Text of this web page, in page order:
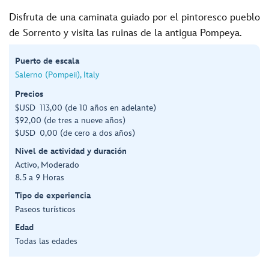
Disfruta de una caminata guiado por el pintoresco pueblo
de Sorrento y visita las ruinas de la antigua Pompeya.
Puerto de escala
Salerno (Pompeii), Italy
Precios
$USD 113,00 (de 10 años en adelante)
$92,00 (de tres a nueve años)
$USD 0,00 (de cero a dos años)
Nivel de actividad y duración
Activo, Moderado
8.5 a 9 Horas
Tipo de experiencia
Paseos turísticos
Edad
Todas las edades